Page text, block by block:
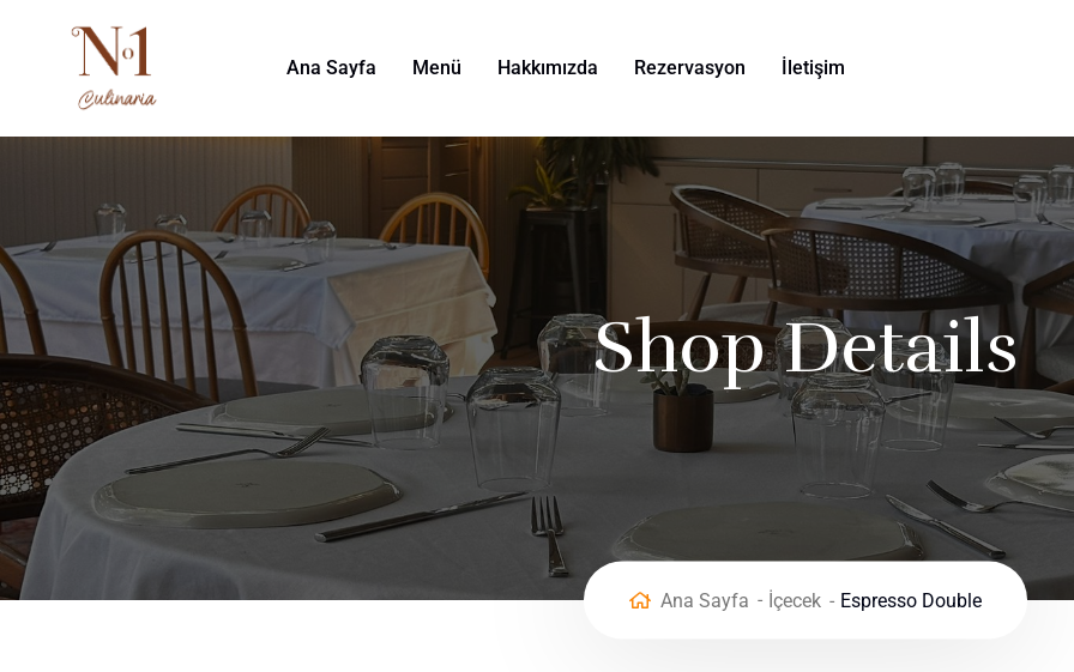
Ana Sayfa Menü Hakkımızda Rezervasyon İletişim
Shop Details
Ana Sayfa İçecek Espresso Double